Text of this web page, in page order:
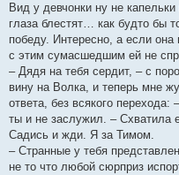
Вид у девчонки ну не
глаза блестят… как будто бы
победу. Интересно, а если она
с этим сумасшедшим ей не
– Дядя на тебя сердит, – с
вину на Волка, и теперь мне
ответа, без всякого
ты и не заслужил. – Схватила
Садись и жди. Я за Тимом.
– Странные у тебя
не то что любой сюрприз